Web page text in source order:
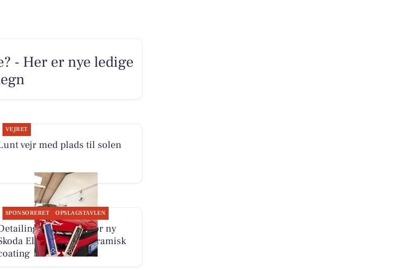
- Her er nye ledige
VEJRET
vejr med plads til solen
SPONSORERET OPSLAGSTAVLEN
Center klargør ny
Elroq RS med keramisk